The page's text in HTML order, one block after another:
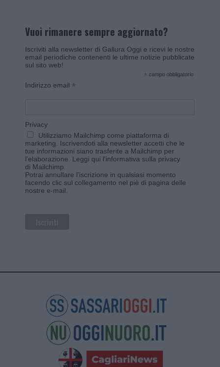
Vuoi rimanere sempre aggiornato?
Iscriviti alla newsletter di Gallura Oggi e ricevi le nostre
email periodiche contenenti le ultime notizie pubblicate
sul sito web!
* campo obbligatorio
Indirizzo email *
Privacy
Utilizziamo Mailchimp come piattaforma di
marketing. Iscrivendoti alla newsletter accetti che le
tue informazioni siano trasferite a Mailchimp per
l'elaborazione. Leggi qui l'informativa sulla privacy
di Mailchimp
Potrai annullare l'iscrizione in qualsiasi momento
facendo clic sul collegamento nel piè di pagina delle
nostre e-mail.